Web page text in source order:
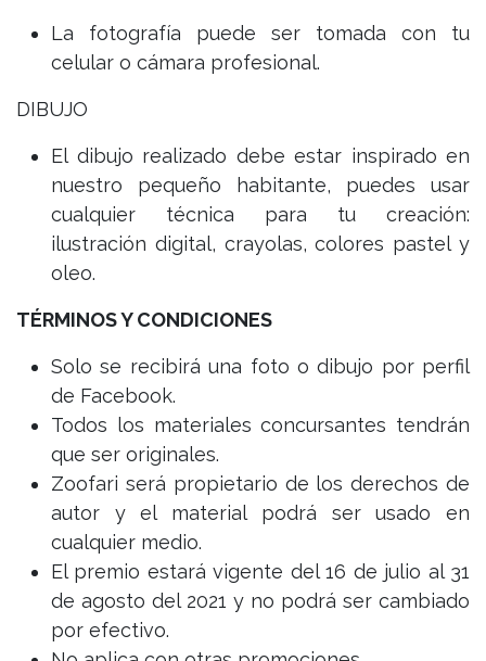
La fotografía puede ser tomada con tu
celular o cámara profesional.
DIBUJO
El dibujo realizado debe estar inspirado en
nuestro pequeño habitante, puedes usar
cualquier técnica para tu creación:
ilustración digital, crayolas, colores pastel y
oleo.
TÉRMINOS Y CONDICIONES
Solo se recibirá una foto o dibujo por perfil
de Facebook.
Todos los materiales concursantes tendrán
que ser originales.
Zoofari será propietario de los derechos de
autor y el material podrá ser usado en
cualquier medio.
El premio estará vigente del 16 de julio al 31
de agosto del 2021 y no podrá ser cambiado
por efectivo.